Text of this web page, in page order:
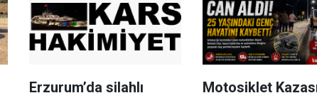
Erzurum’da silahlı Motosiklet